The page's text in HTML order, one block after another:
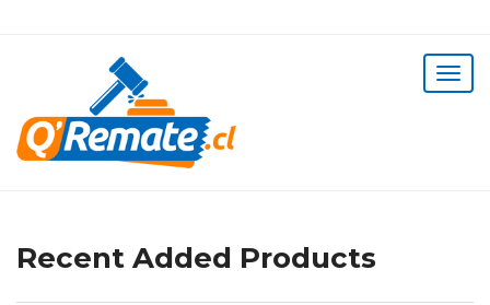
Recent Added Products